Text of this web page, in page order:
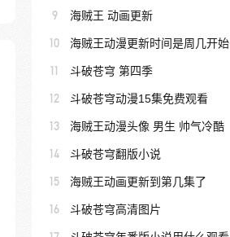
9 海贼王 动画更新
10 海贼王动漫更新时间是周几开始
11 斗破苍穹 第四季
12 斗破苍穹动漫15集免费观看
13 海贼王动漫头像 男生 帅气冷酷
14 斗破苍穹翻版小说
15 海贼王动画更新到第几集了
16 斗破苍穹高清图片